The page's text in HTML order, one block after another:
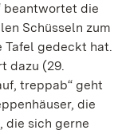
beantwortet die
Schüsseln zum
Tafel gedeckt hat.
dazu (29.
treppab“ geht
die
die sich gerne